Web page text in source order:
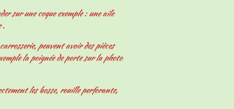
sur une coque exemple : une aile
.
peuvent avoir des pièces
la poignée de porte sur la photo
les bosse, rouille perforante,